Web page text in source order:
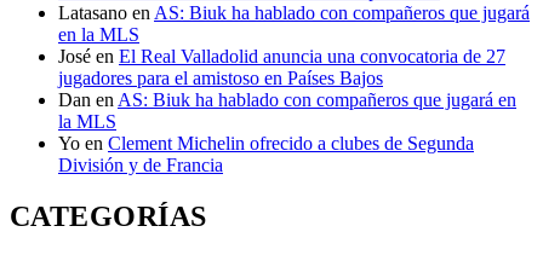
Latasano en AS: Biuk ha hablado con compañeros que jugará
en la MLS
José en El Real Valladolid anuncia una convocatoria de 27
jugadores para el amistoso en Países Bajos
Dan en AS: Biuk ha hablado con compañeros que jugará en
la MLS
Yo en Clement Michelin ofrecido a clubes de Segunda
División y de Francia
CATEGORÍAS